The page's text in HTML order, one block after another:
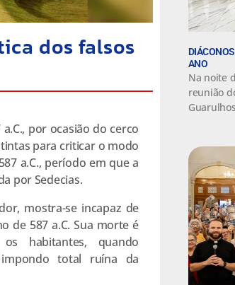
dos falsos
por ocasião do cerco
para criticar o modo
a.C., período em que a
por Sedecias.
mostra-se incapaz de
de 587 a.C. Sua morte é
habitantes, quando
impondo total ruína da
ANO
Na noite
reunião